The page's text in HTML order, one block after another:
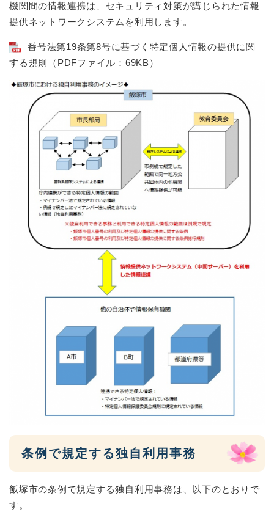
機関間の情報連携は、セキュリティ対策が講じられた情報
提供ネットワークシステムを利用します。
番号法第19条第8号に基づく特定個⼈情報の提供に関
する規則（PDFファイル：69KB）
条例で規定する独自利用事務
飯塚市の条例で規定する独⾃利⽤事務は、以下のとおりで
す。